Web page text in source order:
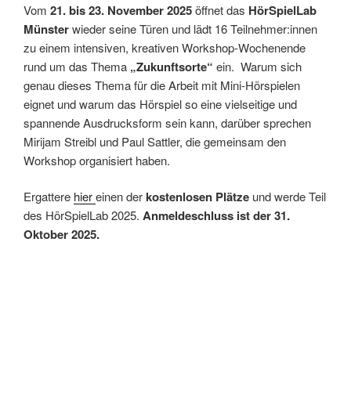
Vom 21. bis 23. November 2025öffnet das HörSpielLab
Münsterwieder seine Türen und lädt 16 Teilnehmer:innen
zu einem intensiven, kreativen Workshop-Wochenende
rund um das Thema „Zukunftsorte“ ein. Warum sich
genau dieses Thema für die Arbeit mit Mini-Hörspielen
eignet und warum das Hörspiel so eine vielseitige und
spannende Ausdrucksform sein kann, darüber sprechen
Mirijam Streibl und Paul Sattler, die gemeinsam den
Workshop organisiert haben.
Ergattere hiereinen derkostenlosen Plätze und werde Teil
des HörSpielLab 2025. Anmeldeschluss ist der 31.
Oktober 2025.